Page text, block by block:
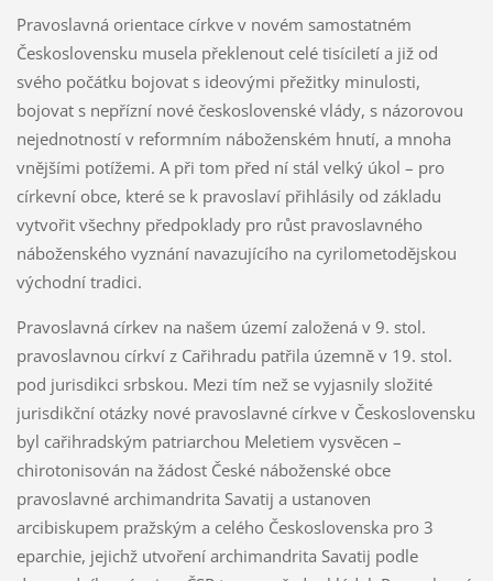
Pravoslavná orientace církve v novém samostatném
Československu musela překlenout celé tisíciletí a již od
svého počátku bojovat s ideovými přežitky minulosti,
bojovat s nepřízní nové československé vlády, s názorovou
nejednotností v reformním náboženském hnutí, a mnoha
vnějšími potížemi. A při tom před ní stál velký úkol – pro
církevní obce, které se k pravoslaví přihlásily od základu
vytvořit všechny předpoklady pro růst pravoslavného
náboženského vyznání navazujícího na cyrilometodějskou
východní tradici.
Pravoslavná církev na našem území založená v 9. stol.
pravoslavnou církví z Cařihradu patřila územně v 19. stol.
pod jurisdikci srbskou. Mezi tím než se vyjasnily složité
jurisdikční otázky nové pravoslavné církve v Československu
byl cařihradským patriarchou Meletiem vysvěcen –
chirotonisován na žádost České náboženské obce
pravoslavné archimandrita Savatij a ustanoven
arcibiskupem pražským a celého Československa pro 3
eparchie, jejichž utvoření archimandrita Savatij podle